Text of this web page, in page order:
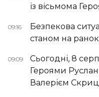
із вісьмома
09:16
Безпекова
станом на
09:09
Сьогодні, 8
Героями
Валерієм